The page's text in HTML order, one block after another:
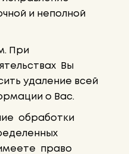
и неполной
При
Вы
удаление всей
о Вас.
обработки
право